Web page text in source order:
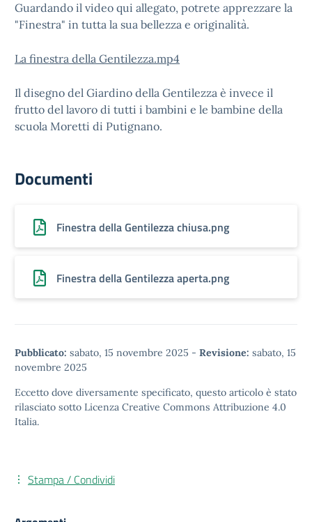
Guardando il video qui allegato, potrete apprezzare la
"Finestra" in tutta la sua bellezza e originalità.
La finestra della Gentilezza.mp4
Il disegno del Giardino della Gentilezza è invece il
frutto del lavoro di tutti i bambini e le bambine della
scuola Moretti di Putignano.
Documenti
Finestra della Gentilezza chiusa.png
Finestra della Gentilezza aperta.png
Pubblicato: sabato, 15 novembre 2025 - Revisione: sabato, 15
novembre 2025
Eccetto dove diversamente specificato, questo articolo è stato
rilasciato sotto Licenza Creative Commons Attribuzione 4.0
Italia.
Stampa / Condividi